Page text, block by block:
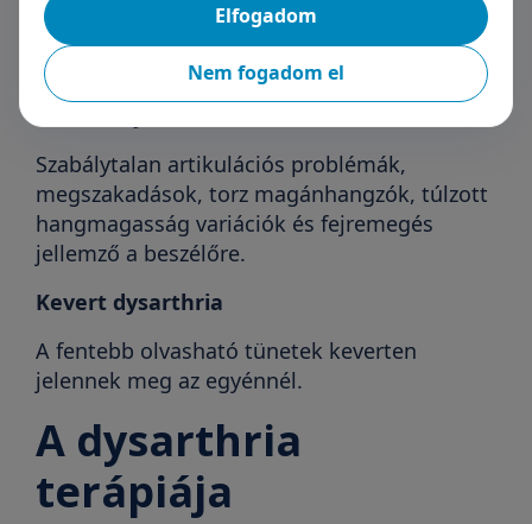
akaratlan remegések, önkéntelen fej,
állkapocs, arc és nyelvmozgások figyelhetőek
meg.
Szabálytalan artikulációs problémák,
megszakadások, torz magánhangzók, túlzott
hangmagasság variációk és fejremegés
jellemző a beszélőre.
Kevert dysarthria
A fentebb olvasható tünetek keverten
jelennek meg az egyénnél.
A dysarthria
terápiája
Nem fogadom el
Elfogadom